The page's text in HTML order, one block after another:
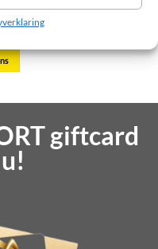
– per 5 stuks –
giftcard